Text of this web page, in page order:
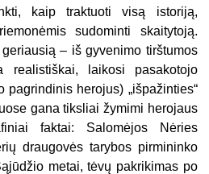
kaip traktuoti visą istoriją,
sudominti skaitytoją.
– iš gyvenimo tirštumos
realistiškai, laikosi pasakotojo
pagrindinis herojus) „išpažinties“
gana tiksliai žymimi herojaus
faktai: Salomėjos Nėries
draugovės tarybos pirmininko
metai, tėvų pakrikimas po